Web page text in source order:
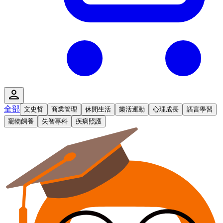
全部 文史哲 商業管理 休閒生活 樂活運動 心理成長
語言學習
寵物飼養
失智專科 疾病照護